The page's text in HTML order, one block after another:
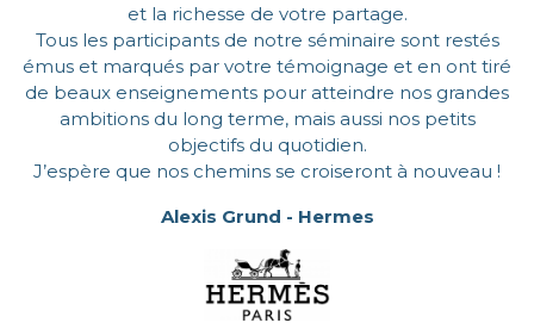
et la richesse de votre partage.
Tous les participants de notre séminaire sont restés
émus et marqués par votre témoignage et en ont tiré
de beaux enseignements pour atteindre nos grandes
ambitions du long terme, mais aussi nos petits
objectifs du quotidien.
J’espère que nos chemins se croiseront à nouveau !
Alexis Grund - Hermes